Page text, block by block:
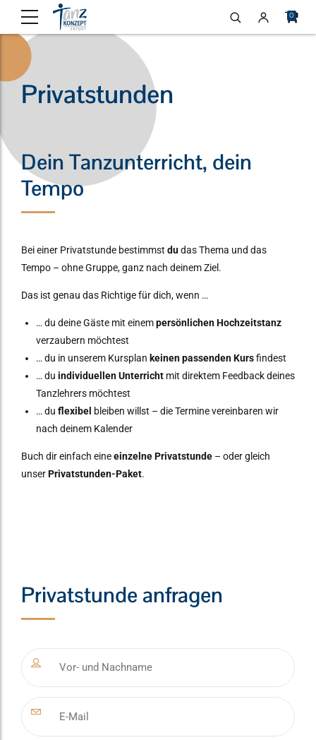
0
Privatstunden
Dein Tanzunterricht, dein
Tempo
Bei einer Privatstunde bestimmst dudas Thema und das
Tempo – ohne Gruppe, ganz nach deinem Ziel.
Das ist genau das Richtige für dich, wenn …
… du deine Gäste mit einempersönlichen Hochzeitstanz
verzaubern möchtest
… du in unserem Kursplan keinen passenden Kursfindest
… du individuellen Unterricht mit direktem Feedback deines
Tanzlehrers möchtest
… du flexibel bleiben willst – die Termine vereinbaren wir
nach deinem Kalender
Buch dir einfach eineeinzelne Privatstunde – oder gleich
unserPrivatstunden-Paket.
Privatstunde anfragen